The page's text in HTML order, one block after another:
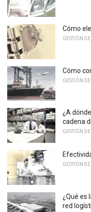
Cómo
GESTIÓN
Cómo
GESTIÓN
¿A
cadena
GESTIÓN
GESTIÓN
¿Qué es
red